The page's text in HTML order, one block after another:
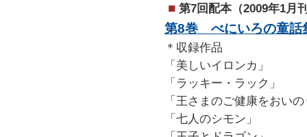
■ 第7回配本（2009年1月
第8巻 べにいろの童話
＊収録作品
「美しいイロンカ」
「ラッキー・ラック」
「王さまのご健康をおい
「七人のシモン」